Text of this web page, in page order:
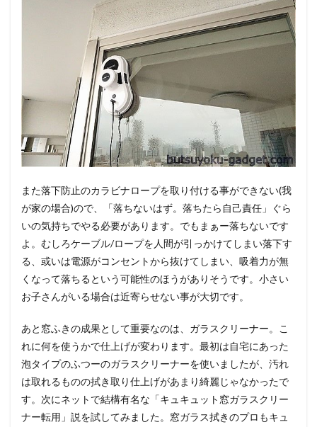
また落下防止のカラビナロープを取り付ける事ができない(我
が家の場合)ので、「落ちないはず。落ちたら自己責任」ぐら
いの気持ちでやる必要があります。でもまぁー落ちないです
よ。むしろケーブル/ロープを人間が引っかけてしまい落下す
る、或いは電源がコンセントから抜けてしまい、吸着力が無
くなって落ちるという可能性のほうがありそうです。小さい
お子さんがいる場合は近寄らせない事が大切です。
あと窓ふきの成果として重要なのは、ガラスクリーナー。こ
れに何を使うかで仕上げが変わります。最初は自宅にあった
泡タイプのふつーのガラスクリーナーを使いましたが、汚れ
は取れるものの拭き取り仕上げがあまり綺麗じゃなかったで
す。次にネットで結構有名な「キュキュット窓ガラスクリー
ナー転用」説を試してみました。窓ガラス拭きのプロもキュ